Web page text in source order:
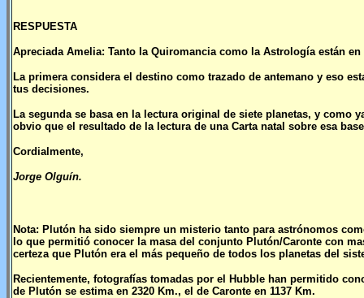
RESPUESTA
Apreciada Amelia: Tanto la Quiromancia como la Astrología están
La primera considera el destino como trazado de antemano y eso
tus decisiones.
La segunda se basa en la lectura original de siete planetas, y como
obvio que el resultado de la lectura de una Carta natal sobre esa
Cordialmente,
Jorge Olguín.
Nota: Plutón ha sido siempre un misterio tanto para astrónomos
lo que permitió conocer la masa del conjunto Plutón/Caronte con
certeza que Plutón era el más pequeño de todos los planetas del
Recientemente, fotografías tomadas por el Hubble han permitido
de Plutón se estima en 2320 Km., el de Caronte en 1137 Km.